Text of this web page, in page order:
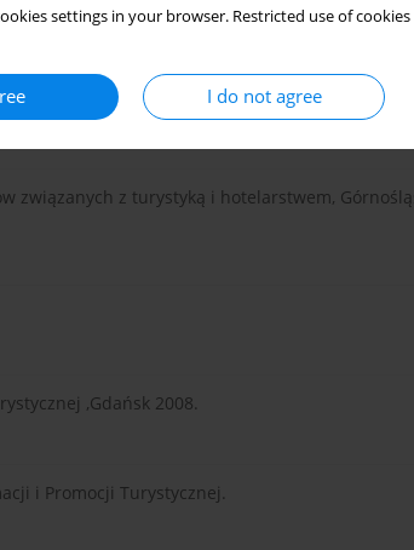
settings in your browser. Restricted use of
I do not agree
turystyczna, Proksenia, Kraków, s. 245.
Uniwersytet Szczeciński, Szczecin, s.
związanych z turystyką i hotelarstwem,
,Gdańsk 2008.
i Promocji Turystycznej.